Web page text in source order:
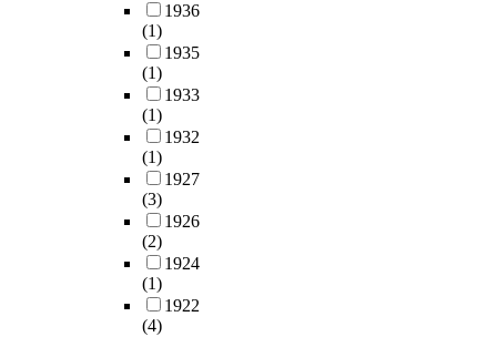
1936
(1)
1935
(1)
1933
(1)
1932
(1)
1927
(3)
1926
(2)
1924
(1)
1922
(4)